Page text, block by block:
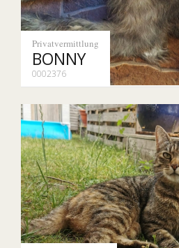
Privatvermittlung
BONNY
0002376